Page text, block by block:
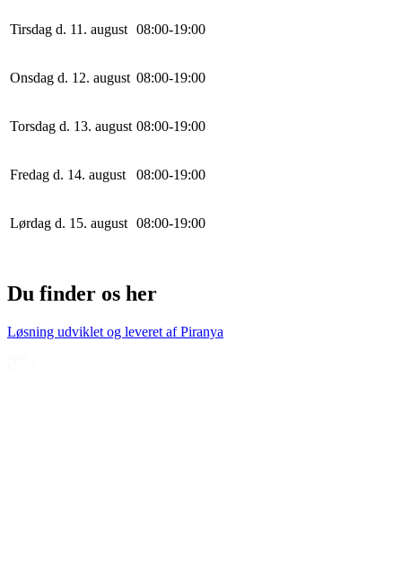
Tirsdag d. 11. august 08:00-19:00
Onsdag d. 12. august 08:00-19:00
Torsdag d. 13. august 08:00-19:00
Fredag d. 14. august 08:00-19:00
Lørdag d. 15. august 08:00-19:00
Du finder os her
Løsning udviklet og leveret afPiranya